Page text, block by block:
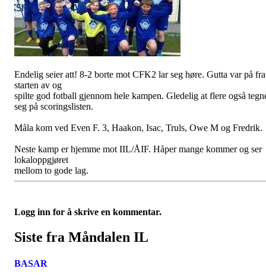
Endelig seier att! 8-2 borte mot CFK2 lar seg høre. Gutta var på fra
starten av og
spilte god fotball gjennom hele kampen. Gledelig at flere også
seg på scoringslisten.
Måla kom ved Even F. 3, Haakon, Isac, Truls, Owe M og Fredrik.
Neste kamp er hjemme mot IIL/ÅIF. Håper mange kommer og ser
lokaloppgjøret
mellom to gode lag.
Logg inn for å skrive en kommentar.
Siste fra Måndalen IL
BASAR